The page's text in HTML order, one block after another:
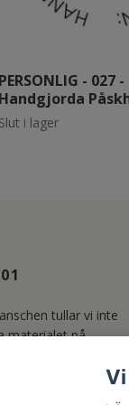
PERSONLIG - 027
Handgjorda
Slut i lager
tullar vi inte
materialet på
Kundservice.